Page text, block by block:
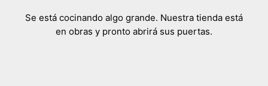
Se está cocinando algo grande. Nuestra tienda está
en obras y pronto abrirá sus puertas.